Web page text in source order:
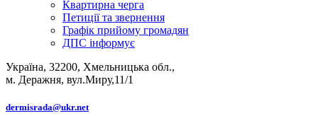
Квартирна черга
Петиції та звернення
Графік прийому громадян
ДПС інформує
Україна, 32200, Хмельницька обл.,
м. Деражня, вул.Миру,11/1
dermisrada@ukr.net